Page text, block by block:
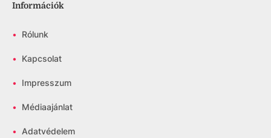
Információk
• Rólunk
• Kapcsolat
• Impresszum
• Médiaajánlat
• Adatvédelem